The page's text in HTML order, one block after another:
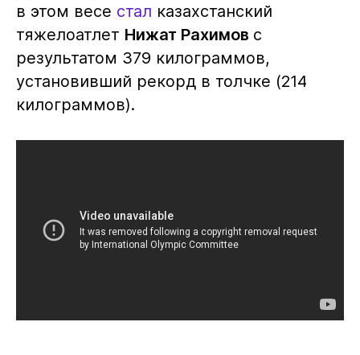
в этом весе стал казахстанский
тяжелоатлет Нижат Рахимов с
результатом 379 килограммов,
установивший рекорд в толчке (214
килограммов).